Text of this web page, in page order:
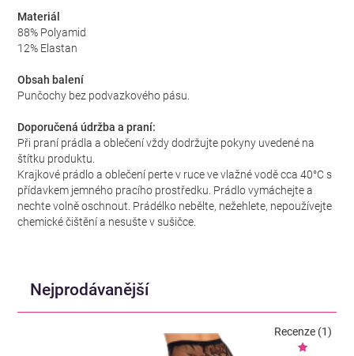
Materiál
88% Polyamid
12% Elastan
Obsah balení
Punčochy bez podvazkového pásu.
Doporučená údržba a praní:
Při praní prádla a oblečení vždy dodržujte pokyny uvedené na
štítku produktu.
Krajkové prádlo a oblečení perte v ruce ve vlažné vodě cca 40°C s
přídavkem jemného pracího prostředku. Prádlo vymáchejte a
nechte volně oschnout. Prádélko nebělte, nežehlete, nepoužívejte
chemické čištění a nesušte v sušičce.
Nejprodávanější
Recenze (1)